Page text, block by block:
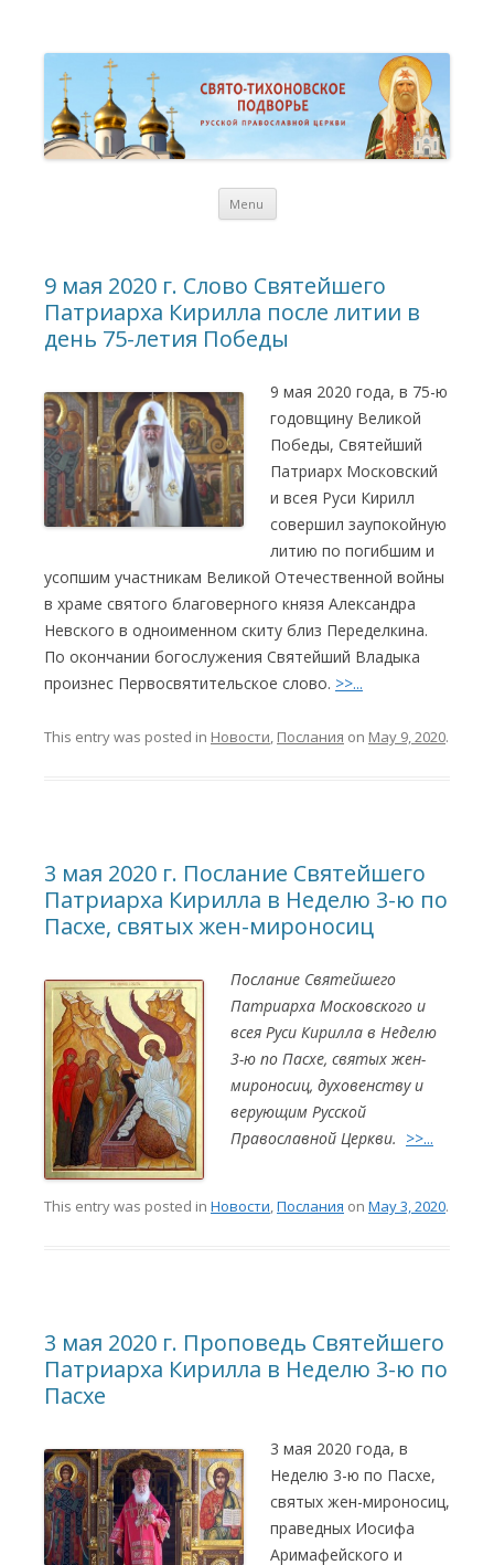
Representation Church in
Toronto
Торонто
Menu Skip
content
9 мая 2020 г. Слово Святейшего
Патриарха Кирилла после литии в
день 75-летия Победы
9 мая 2020 года, в 75-ю
годовщину Великой
Победы, Святейший
Патриарх Московский
и всея Руси Кирилл
совершил заупокойную
литию по погибшим и
усопшим участникам Великой Отечественной войны
в храме святого благоверного князя Александра
Невского в одноименном скиту близ Переделкина.
По окончании богослужения Святейший Владыка
произнес Первосвятительское слово. >>...
This entry was posted in Новости, Послания on May 9, 2020.
3 мая 2020 г. Послание Святейшего
Патриарха Кирилла в Неделю 3-ю по
Пасхе, святых жен-мироносиц
Послание Святейшего
Патриарха Московского и
всея Руси Кирилла в Неделю
3-ю по Пасхе, святых жен-
мироносиц, духовенству и
верующим Русской
Православной Церкви. >>...
This entry was posted in Новости,Послания on May 3, 2020.
3 мая 2020 г. Проповедь Святейшего
Патриарха Кирилла в Неделю 3-ю по
Пасхе
3 мая 2020 года, в
Неделю 3-ю по Пасхе,
святых жен-мироносиц,
праведных Иосифа
Аримафейского и